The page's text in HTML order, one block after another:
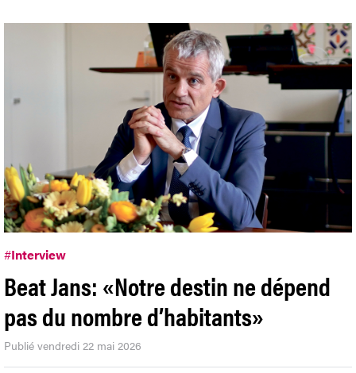
#Interview
Beat Jans: «Notre destin ne dépend
pas du nombre d’habitants»
Publié vendredi 22 mai 2026